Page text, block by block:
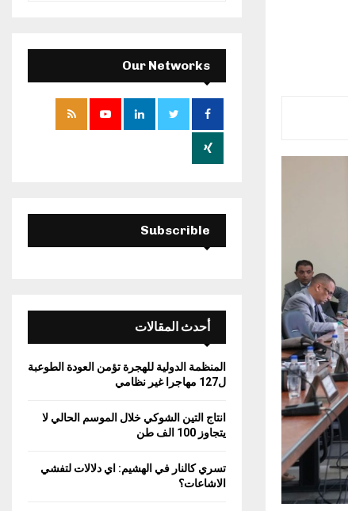
E
A
Our Networks
Subscrible
أحدث المقالات
المنظمة الدولية للهجرة تؤمن العودة الطوعبة
ل127 مهاجرا غير نظامي
انتاج التين الشوكي خلال الموسم الحالي لا
يتجاوز 100 الف طن
تسري كالنار في الهشيم: اي دلالات لتفشي
الاشاعات؟